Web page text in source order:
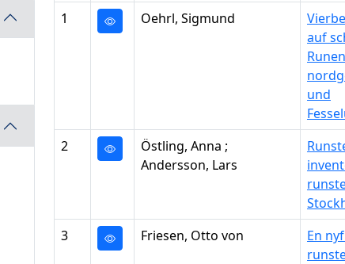
1
Oehrl, Sigmund
auf
und
2
Östling, Anna ;
Andersson, Lars
3 Friesen, Otto von
En